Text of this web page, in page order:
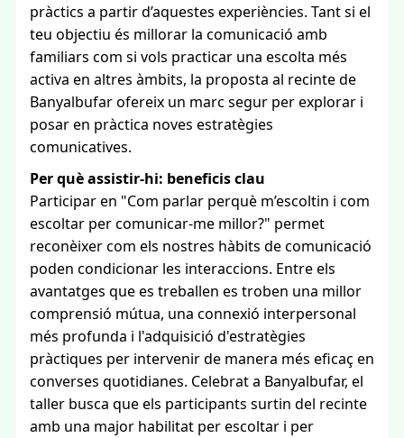
pràctics a partir d’aquestes experiències. Tant si el
teu objectiu és millorar la comunicació amb
familiars com si vols practicar una escolta més
activa en altres àmbits, la proposta al recinte de
Banyalbufar ofereix un marc segur per explorar i
posar en pràctica noves estratègies
comunicatives.
Per què assistir-hi: beneficis clau
Participar en "Com parlar perquè m’escoltin i com
escoltar per comunicar-me millor?" permet
reconèixer com els nostres hàbits de comunicació
poden condicionar les interaccions. Entre els
avantatges que es treballen es troben una millor
comprensió mútua, una connexió interpersonal
més profunda i l'adquisició d'estratègies
pràctiques per intervenir de manera més eficaç en
converses quotidianes. Celebrat a Banyalbufar, el
taller busca que els participants surtin del recinte
amb una major habilitat per escoltar i per